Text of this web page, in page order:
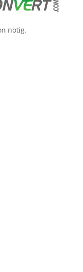
nötig.